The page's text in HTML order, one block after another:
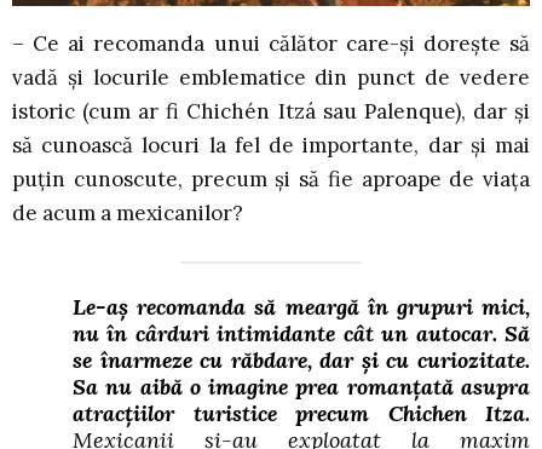
– Ce ai recomanda unui călător care-și dorește să
vadă și locurile emblematice din punct de vedere
istoric (cum ar fi Chichén Itzá sau Palenque), dar și
să cunoască locuri la fel de importante, dar și mai
puțin cunoscute, precum și să fie aproape de viața
de acum a mexicanilor?
Le-aș recomanda să meargă în grupuri mici,
nu în cârduri intimidante cât un autocar. Să
se înarmeze cu răbdare, dar și cu curiozitate.
Sa nu aibă o imagine prea romanțată asupra
atracțiilor turistice precum Chichen Itza.
Mexicanii și-au exploatat la maxim